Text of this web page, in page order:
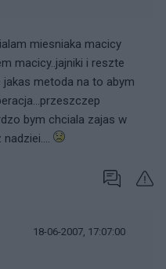
miesniaka macicy
macicy..jajniki i reszte
metoda na to abym
bym chciala zajas w
18-06-2007, 17:07:00